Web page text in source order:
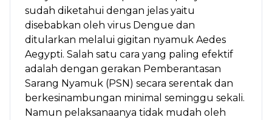
sudah diketahui dengan jelas yaitu
disebabkan oleh virus Dengue dan
ditularkan melalui gigitan nyamuk Aedes
Aegypti. Salah satu cara yang paling efektif
adalah dengan gerakan Pemberantasan
Sarang Nyamuk (PSN) secara serentak dan
berkesinambungan minimal seminggu sekali.
Namun pelaksanaanya tidak mudah oleh